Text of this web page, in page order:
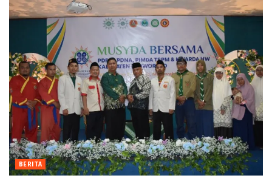
BERITA